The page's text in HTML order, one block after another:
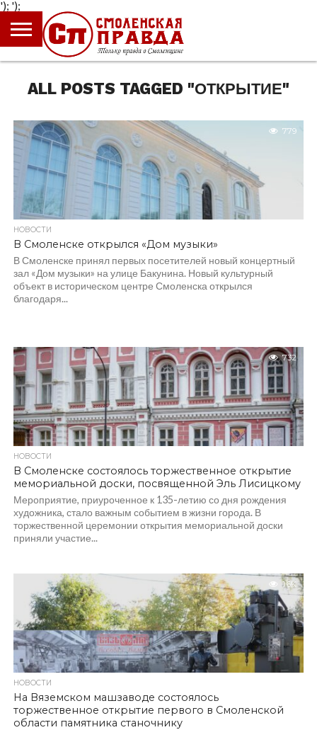
');
ГЛАВНАЯ
НОВОСТИ
ПРОИСШЕСТВИЯ
ПОЛИТИКА
КУЛЬТУРА
ЭКОНОМИКА
ОБЩЕСТВО
БЛОГИ
ALL POSTS TAGGED "ОТКРЫТИЕ"
779
НОВОСТИ
В Смоленске открылся «Дом музыки»
В Смоленске принял первых посетителей новый концертный
зал «Дом музыки» на улице Бакунина. Новый культурный
объект в историческом центре Смоленска открылся
благодаря...
732
НОВОСТИ
В Смоленске состоялось торжественное открытие
мемориальной доски, посвященной Эль Лисицкому
Мероприятие, приуроченное к 135-летию со дня рождения
художника, стало важным событием в жизни города. В
торжественной церемонии открытия мемориальной доски
приняли участие...
1.6K
НОВОСТИ
На Вяземском машзаводе состоялось
торжественное открытие первого в Смоленской
области памятника станочнику
');